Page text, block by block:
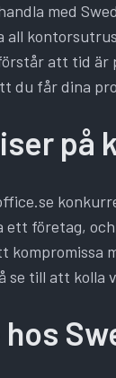
med
all
att tid är
du får dina
på
företag,
kompromissa
se till att kolla